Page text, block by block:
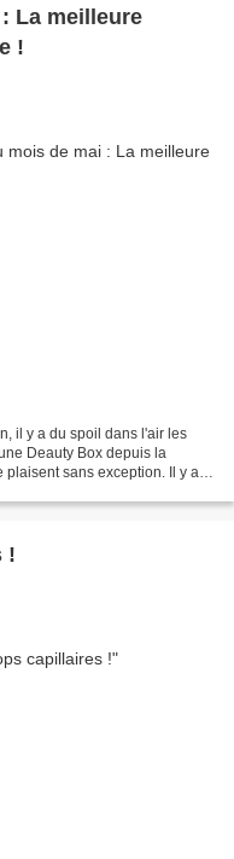
La meilleure
!
il y a du spoil dans l'air les
Deauty Box depuis la
plaisent sans exception. Il y a
!